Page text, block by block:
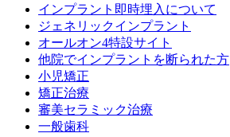
インプラント即時埋入について
ジェネリックインプラント
オールオン4特設サイト
他院でインプラントを断られた方
小児矯正
矯正治療
審美セラミック治療
一般歯科